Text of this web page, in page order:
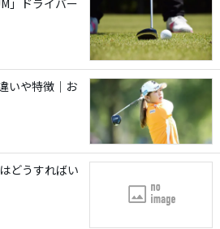
」ドライバー
いや特徴｜お
どうすればい